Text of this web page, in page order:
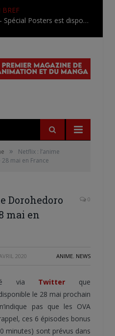
BREF
L’AnimeLand Hors-Série – Spécial Posters est disponible !
»
Netflix : l’anime
mai en France
Dorohedoro
mai en
0
2020 ANIME, NEWS
via Twitter que
le 28 mai prochain
pas que les OVA
ces 6 épisodes bonus
minutes) sont prévus dans